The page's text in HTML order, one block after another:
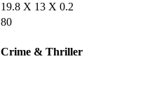
19.8 X 13 X 0.2
80
Crime & Thriller